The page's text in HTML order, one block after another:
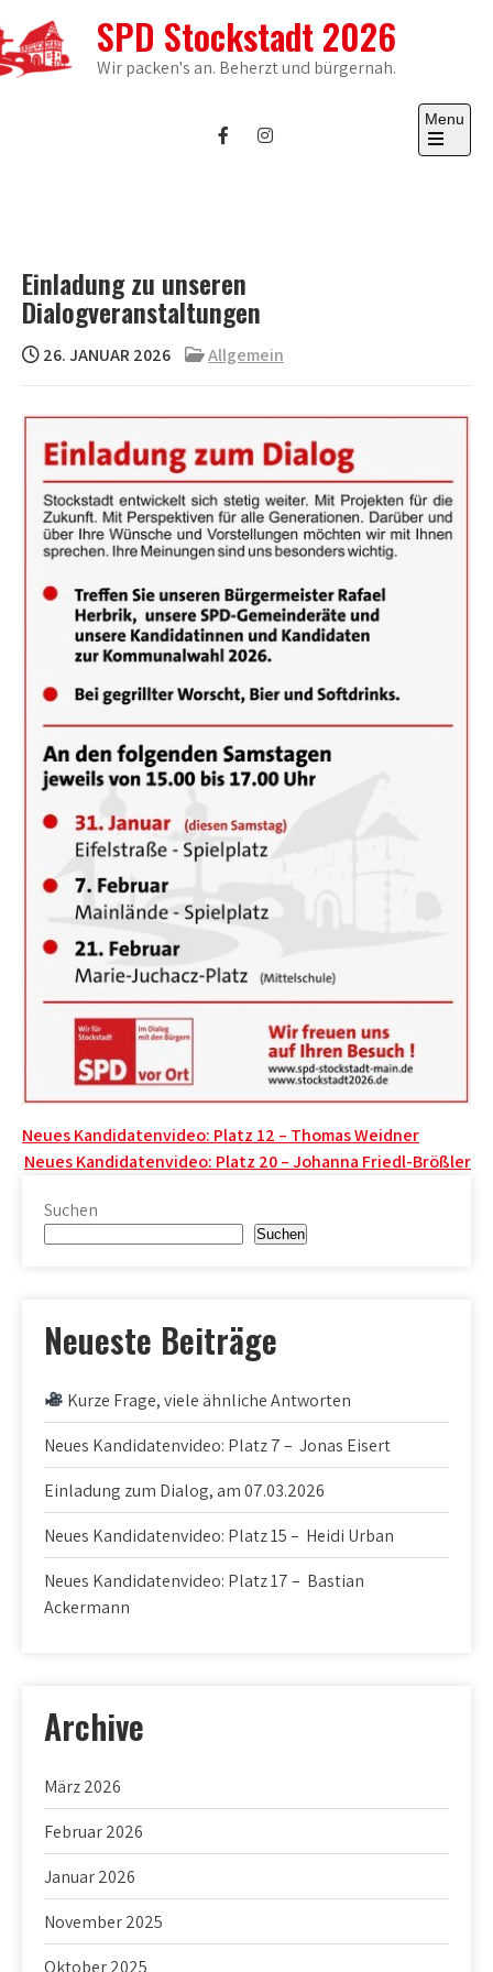
to
content
SPD Stockstadt 2026
Wir packen's an. Beherzt und bürgernah.
Menu
Open
Einladung zu unseren
Dialogveranstaltungen
26. JANUAR 2026 Allgemein
Beitragsnavigation
Neues Kandidatenvideo: Platz 12 – Thomas Weidner
Neues Kandidatenvideo: Platz 20 – Johanna Friedl-Brößler
Suchen
Suchen
Neueste Beiträge
Kurze Frage, viele ähnliche Antworten
Neues Kandidatenvideo: Platz 7 – Jonas Eisert
Einladung zum Dialog, am 07.03.2026
Neues Kandidatenvideo: Platz 15 – Heidi Urban
Neues Kandidatenvideo: Platz 17 – Bastian
Ackermann
Archive
März 2026
Februar 2026
Januar 2026
November 2025
Oktober 2025